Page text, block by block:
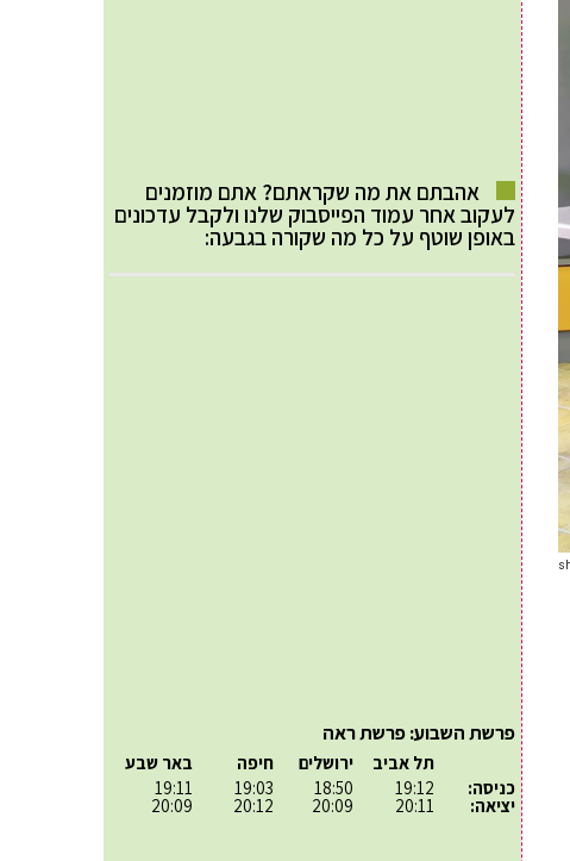
אהבתם את מה שקראתם? אתם מוזמנים
לעקוב אחר עמוד הפייסבוק שלנו ולקבל עדכונים
באופן שוטף על כל מה שקורה בגבעה:
פרשת השבוע: פרשת ראה
כניסה:
יציאה:
תל אביב
19:12
20:11
ירושלים
18:50
20:09
חיפה
19:03
20:12
באר שבע
19:11
20:09